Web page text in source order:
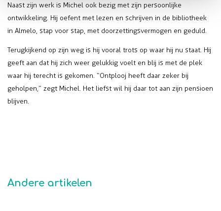
Naast zijn werk is Michel ook bezig met zijn persoonlijke
ontwikkeling. Hij oefent met lezen en schrijven in de bibliotheek
in Almelo, stap voor stap, met doorzettingsvermogen en geduld.
Terugkijkend op zijn weg is hij vooral trots op waar hij nu staat. Hij
geeft aan dat hij zich weer gelukkig voelt en blij is met de plek
waar hij terecht is gekomen. “Ontplooj heeft daar zeker bij
geholpen,” zegt Michel. Het liefst wil hij daar tot aan zijn pensioen
blijven.
Andere artikelen